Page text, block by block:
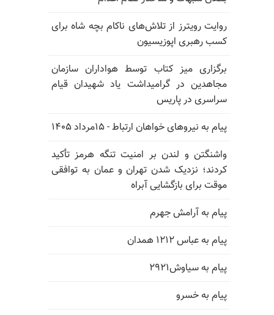
روایت رویترز از تلاش‌های ناکام بچه شاه برای
کسب رهبری اپوزیسیون
برگزاری میز کتاب توسط هواداران سازمان
مجاهدین در گرامیداشت یاد شهیدان قیام
سراسری در پاریس
پیام به نیروهای خواهان ارتباط - ۱۵مرداد ۱۴۰۵
واشنگتن و لندن بر امنیت تنگه هرمز تأکید
کردند؛ نزدیک شدن تهران و عمان به توافقی
موقت برای بازگشایی آبراه
پیام به آرامش جهرم
پیام به عباس ۱۲۱۲ همدان
پیام به سیاوش۲۹۲۱
پیام به خسرو